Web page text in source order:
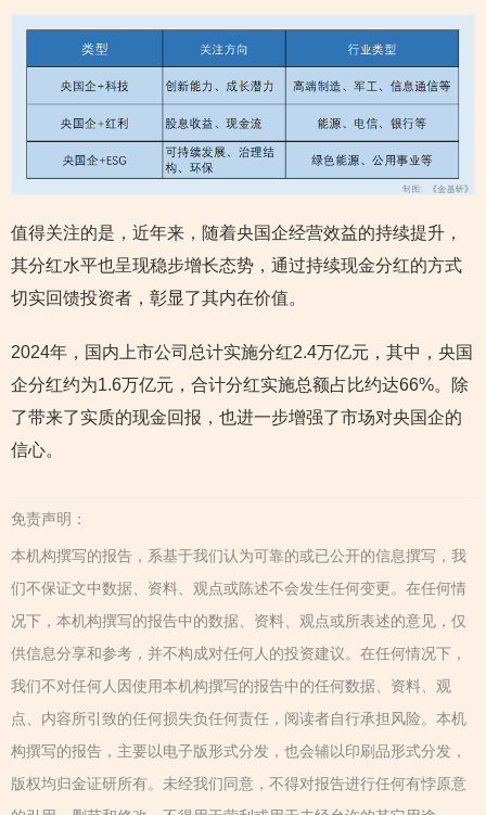
值得关注的是，近年来，随着央国企经营效益的持续提升，
其分红水平也呈现稳步增长态势，通过持续现金分红的方式
切实回馈投资者，彰显了其内在价值。
2024年，国内上市公司总计实施分红2.4万亿元，其中，央国
企分红约为1.6万亿元，合计分红实施总额占比约达66%。除
了带来了实质的现金回报，也进一步增强了市场对央国企的
信心。
免责声明：
本机构撰写的报告，系基于我们认为可靠的或已公开的信息撰写，我
们不保证文中数据、资料、观点或陈述不会发生任何变更。在任何情
况下，本机构撰写的报告中的数据、资料、观点或所表述的意见，仅
供信息分享和参考，并不构成对任何人的投资建议。在任何情况下，
我们不对任何人因使用本机构撰写的报告中的任何数据、资料、观
点、内容所引致的任何损失负任何责任，阅读者自行承担风险。本机
构撰写的报告，主要以电子版形式分发，也会辅以印刷品形式分发，
版权均归金证研所有。未经我们同意，不得对报告进行任何有悖原意